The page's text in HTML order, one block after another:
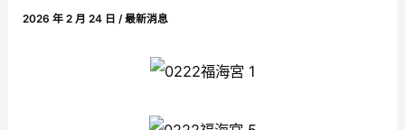
2026 年 2 月 24 日/最新消息